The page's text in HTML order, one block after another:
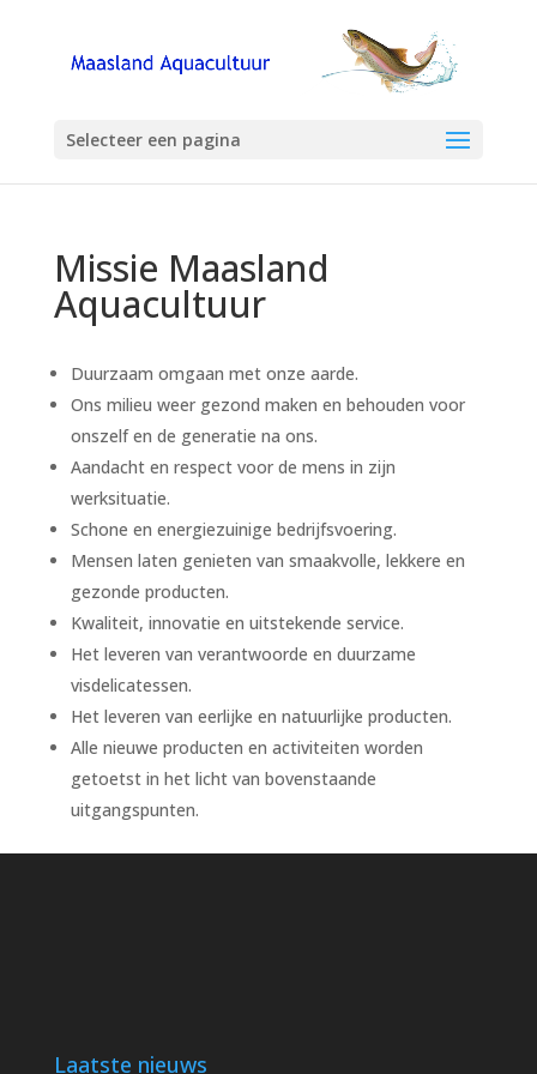
Selecteer een pagina
Missie Maasland
Aquacultuur
Duurzaam omgaan met onze aarde.
Ons milieu weer gezond maken en behouden voor
onszelf en de generatie na ons.
Aandacht en respect voor de mens in zijn
werksituatie.
Schone en energiezuinige bedrijfsvoering.
Mensen laten genieten van smaakvolle, lekkere en
gezonde producten.
Kwaliteit, innovatie en uitstekende service.
Het leveren van verantwoorde en duurzame
visdelicatessen.
Het leveren van eerlijke en natuurlijke producten.
Alle nieuwe producten en activiteiten worden
getoetst in het licht van bovenstaande
uitgangspunten.
Laatste nieuws